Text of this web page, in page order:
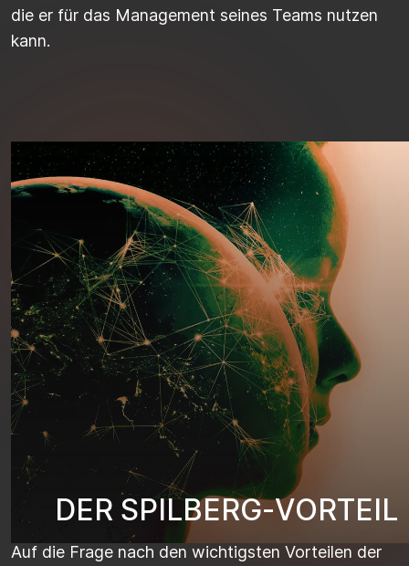
die er für das Management seines Teams nutzen
kann.
DER SPILBERG-VORTEIL
Auf die Frage nach den wichtigsten Vorteilen der